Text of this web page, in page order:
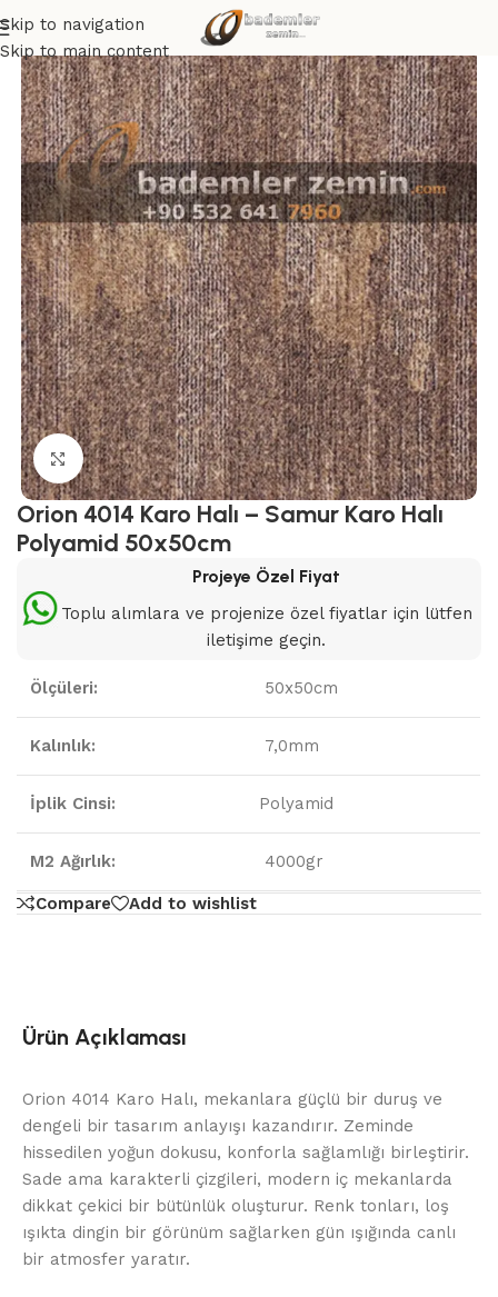
Skip to navigation
Skip to main content
Click to enlarge
Orion 4014 Karo Halı – Samur Karo Halı
Polyamid 50x50cm
Projeye Özel Fiyat
Toplu alımlara ve projenize özel fiyatlar için lütfen
iletişime geçin.
Ölçüleri: 50x50cm
Kalınlık: 7,0mm
İplik Cinsi: Polyamid
M2 Ağırlık: 4000gr
Compare Add to wishlist
Ürün Açıklaması
Orion 4014 Karo Halı, mekanlara güçlü bir duruş ve
dengeli bir tasarım anlayışı kazandırır. Zeminde
hissedilen yoğun dokusu, konforla sağlamlığı birleştirir.
Sade ama karakterli çizgileri, modern iç mekanlarda
dikkat çekici bir bütünlük oluşturur. Renk tonları, loş
ışıkta dingin bir görünüm sağlarken gün ışığında canlı
bir atmosfer yaratır.